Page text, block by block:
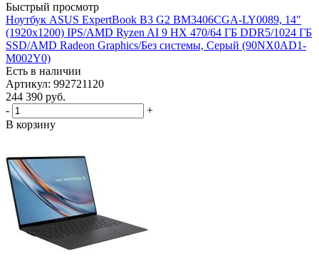
Быстрый просмотр
Ноутбук ASUS ExpertBook B3 G2 BM3406CGA-LY0089, 14"
(1920x1200) IPS/AMD Ryzen AI 9 HX 470/64 ГБ DDR5/1024 ГБ
SSD/AMD Radeon Graphics/Без системы, Серый (90NX0AD1-
M002Y0)
Есть в наличии
Артикул: 992721120
244 390 руб.
-
+
В корзину